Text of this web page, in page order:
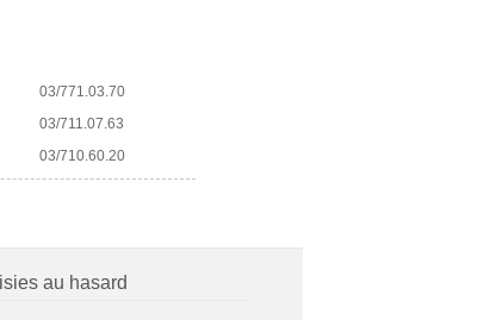
03/771.03.70
03/711.07.63
03/710.60.20
au hasard